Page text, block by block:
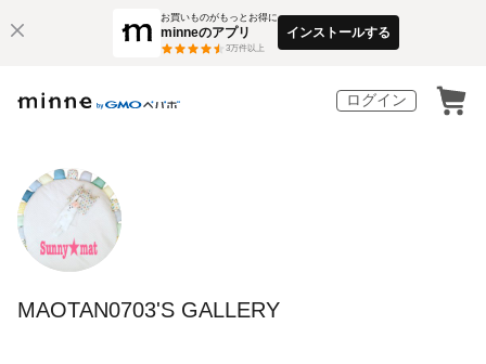
お買いものがもっとお得に
minneのアプリ
3万件以上
インストールする
ログイン
MAOTAN0703'S GALLERY